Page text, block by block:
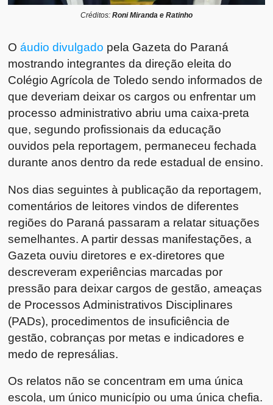
Créditos: Roni Miranda e Ratinho
Oáudio divulgado pela Gazeta do Paraná
mostrando integrantes da direção eleita do
Colégio Agrícola de Toledo sendo informados de
que deveriam deixar os cargos ou enfrentar um
processo administrativo abriu uma caixa-preta
que, segundo profissionais da educação
ouvidos pela reportagem, permaneceu fechada
durante anos dentro da rede estadual de ensino.
Nos dias seguintes à publicação da reportagem,
comentários de leitores vindos de diferentes
regiões do Paraná passaram a relatar situações
semelhantes. A partir dessas manifestações, a
Gazeta ouviu diretores e ex-diretores que
descreveram experiências marcadas por
pressão para deixar cargos de gestão, ameaças
de Processos Administrativos Disciplinares
(PADs), procedimentos de insuficiência de
gestão, cobranças por metas e indicadores e
medo de represálias.
Os relatos não se concentram em uma única
escola, um único município ou uma única chefia.